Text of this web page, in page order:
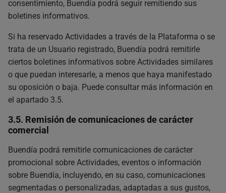
consentimiento, Buendía podrá seguir remitiendo sus
boletines informativos.
Si ha reservado Actividades a través de la Plataforma o se
trata de un Usuario registrado, Buendía podrá remitirle
ciertos boletines informativos sobre Actividades similares
o que puedan interesarle, a menos que haya manifestado
su oposición o baja. Puede consultar más información en
el apartado 3.5.
3.5. Remisión de comunicaciones de carácter
comercial
Buendía podrá remitirle comunicaciones de carácter
promocional sobre Actividades, eventos o información
sobre Buendía, incluyendo, en su caso, comunicaciones
segmentadas o personalizadas, adaptadas a sus gustos,